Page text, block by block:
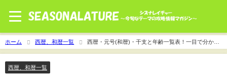
ホーム 西暦、和暦一覧
西暦・元号(和暦)・干支と年齢一覧表！一目で分か
る！1400年代
西暦、和暦一覧